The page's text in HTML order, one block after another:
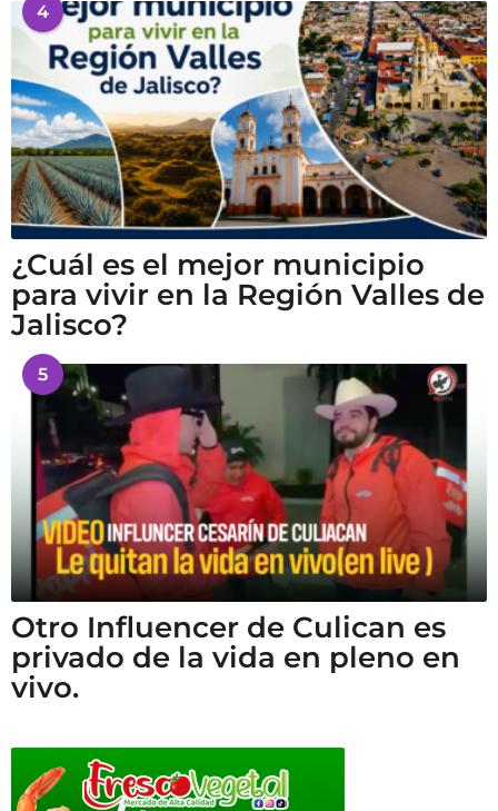
4
¿Cuál es el mejor municipio
para vivir en la Región Valles de
Jalisco?
5
Otro Influencer de Culican es
privado de la vida en pleno en
vivo.